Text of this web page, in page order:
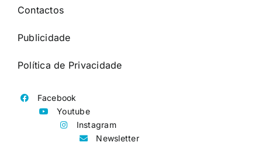
Contactos
Publicidade
Política de Privacidade
Facebook
Youtube
Instagram
Newsletter